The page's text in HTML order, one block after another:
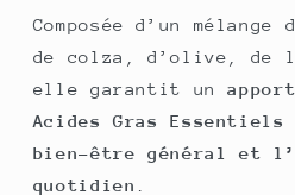
Composée d’un mélange
de colza, d’olive, de
elle garantit un
Acides Gras Essentiels
bien-être général et
quotidien .